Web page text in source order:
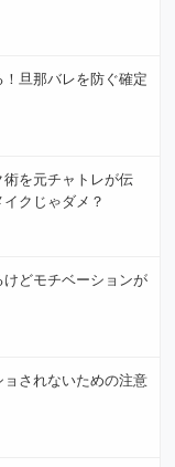
旦那バレを防ぐ確定
を元チャトレが伝
クじゃダメ？
どモチベーションが
されないための注意